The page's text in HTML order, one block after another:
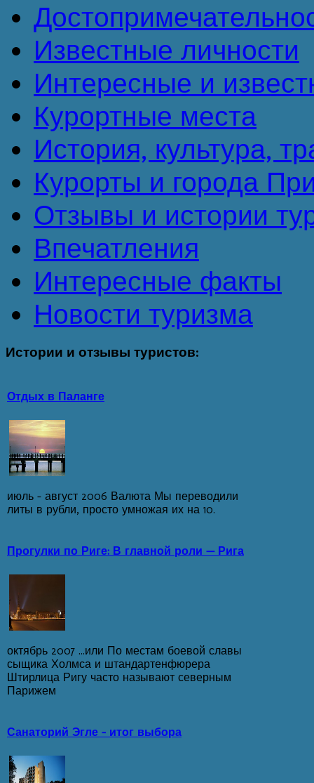
Известные личности
Интересные и
Курортные места
История, культура,
Курорты и города
Отзывы и истории
Впечатления
Интересные факты
Новости туризма
Истории и отзывы туристов:
Отдых в Паланге
июль - август 2006 Валюта Мы переводили
литы в рубли, просто умножая их на 10.
Прогулки по Риге: В главной роли — Рига
октябрь 2007 ...или По местам боевой славы
сыщика Холмса и штандартенфюрера
Штирлица Ригу часто называют северным
Парижем
Санаторий Эгле - итог выбора